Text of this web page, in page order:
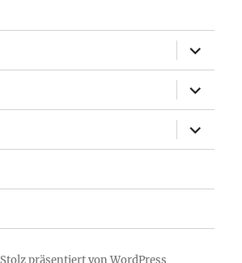
öffnen
öffnen
öffnen
Stolz präsentiert von WordPress